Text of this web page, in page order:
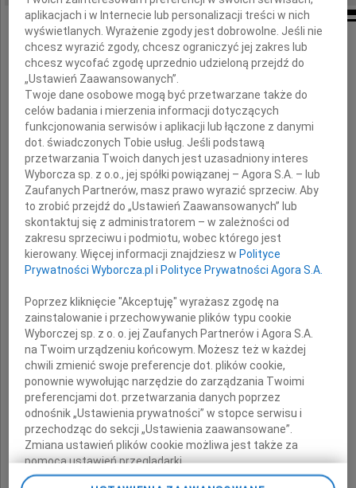
5 września 2009 roku
dr
Krzysztof
Ciejpa-Znamirowski
Dyrektor Generalny
w Ministerstwie Kultury i Sztuki
w latach 1997-1998
aplikacjach i w Internecie lub personalizacji treści w nich
wyświetlanych. Wyrażenie zgody jest dobrowolne. Jeśli nie
chcesz wyrazić zgody, chcesz ograniczyć jej zakres lub
chcesz wycofać zgodę uprzednio udzieloną przejdź do
„Ustawień Zaawansowanych”.
Twoje dane osobowe mogą być przetwarzane także do
celów badania i mierzenia informacji dotyczących
funkcjonowania serwisów i aplikacji lub łączone z danymi
dot. świadczonych Tobie usług. Jeśli podstawą
przetwarzania Twoich danych jest uzasadniony interes
Wyborcza sp. z o.o., jej spółki powiązanej – Agora S.A. – lub
Zaufanych Partnerów, masz prawo wyrazić sprzeciw. Aby
to zrobić przejdź do „Ustawień Zaawansowanych” lub
skontaktuj się z administratorem – w zależności od
zakresu sprzeciwu i podmiotu, wobec którego jest
kierowany. Więcej informacji znajdziesz w Polityce
Prywatności Wyborcza.pl i Polityce Prywatności Agora S.A.
Poprzez kliknięcie "Akceptuję" wyrażasz zgodę na
zainstalowanie i przechowywanie plików typu cookie
Wyborczej sp. z o. o. jej Zaufanych Partnerów i Agora S.A.
na Twoim urządzeniu końcowym. Możesz też w każdej
chwili zmienić swoje preferencje dot. plików cookie,
ponownie wywołując narzędzie do zarządzania Twoimi
preferencjami dot. przetwarzania danych poprzez
odnośnik „Ustawienia prywatności” w stopce serwisu i
przechodząc do sekcji „Ustawienia zaawansowane”.
Zmiana ustawień plików cookie możliwa jest także za
pomocą ustawień przeglądarki.